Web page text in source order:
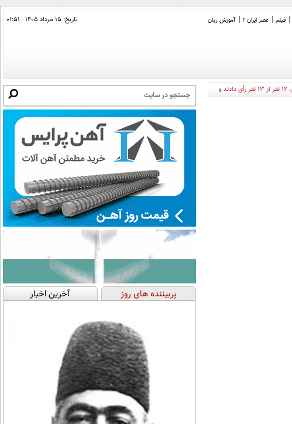
فیلم عصر ایران 2 آموزش زبان تاریخ: ۱۵ مرداد ۱۴۰۵ - ۰۱:۵۱
پزشکیان‌: آنچه گاهی از رهبر نقل می‌شود با شخصیتی که من دیدم تطابق ندارد/ گفتند سه چهارم ( با تفاهم‌نامه) موافقت کنند می‌پذیرم، 12 نفر از 13 نفر رأی دادند و
پربیننده های روز آخرین اخبار